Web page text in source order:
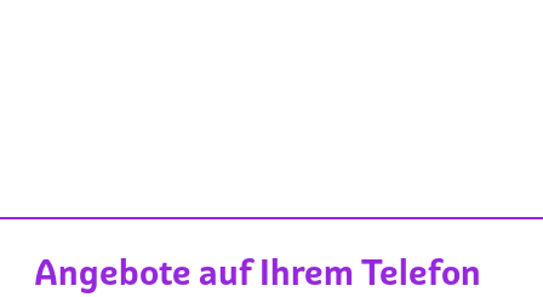
Angebote auf Ihrem Telefon